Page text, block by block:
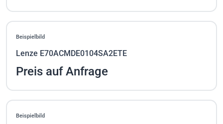
Beispielbild
Lenze E70ACMDE0104SA2ETE
Preis auf Anfrage
Beispielbild